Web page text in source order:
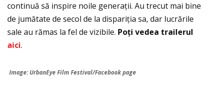
continuă să inspire noile generații. Au trecut mai bine
de jumătate de secol de la dispariția sa, dar lucrările
sale au rămas la fel de vizibile. Poţi vedea trailerul
aici.
Image: UrbanEye Film Festival/Facebook page